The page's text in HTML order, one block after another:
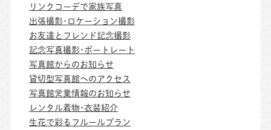
リンクコーデで家族写真
出張撮影･ロケーション撮影
お友達とフレンド記念撮影
記念写真撮影･ポートレート
写真館からのお知らせ
貸切型写真館へのアクセス
写真館営業情報のお知らせ
レンタル着物･衣装紹介
生花で彩るフルールプラン